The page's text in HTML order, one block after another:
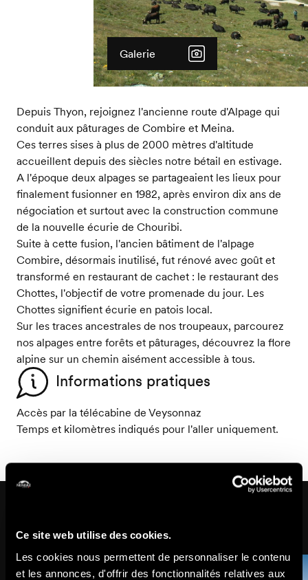
Ce site web utilise des cookies.
Les cookies nous permettent de personnaliser le contenu
et les annonces, d'offrir des fonctionnalités relatives aux
Galerie
Depuis Thyon, rejoignez l'ancienne route d'Alpage qui
conduit aux pâturages de Combire et Meina.
Ces terres sises à plus de 2000 mètres d'altitude
accueillent depuis des siècles notre bétail en estivage.
A l'époque deux alpages se partageaient les lieux pour
finalement fusionner en 1982, après environ dix ans de
négociation et surtout avec la construction commune
de la nouvelle écurie de Chouribi.
Suite à cette fusion, l'ancien bâtiment de l'alpage
Combire, désormais inutilisé, fut rénové avec goût et
transformé en restaurant de cachet : le restaurant des
Chottes, l'objectif de votre promenade du jour. Les
Chottes signifient écurie en patois local.
Sur les traces ancestrales de nos troupeaux, parcourez
nos alpages entre forêts et pâturages, découvrez la flore
alpine sur un chemin aisément accessible à tous.
Informations pratiques
Accès par la télécabine de Veysonnaz
Temps et kilomètres indiqués pour l'aller uniquement.